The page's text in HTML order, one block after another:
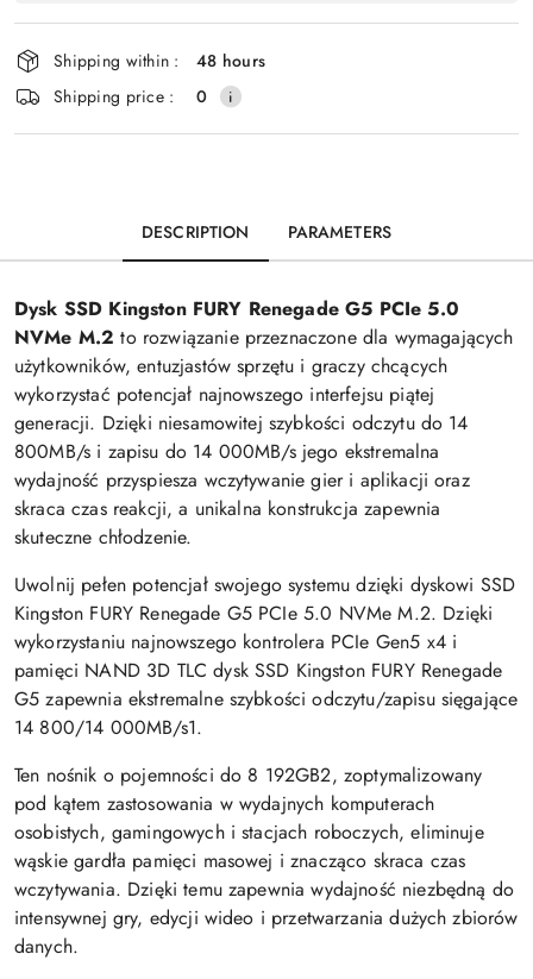
Shipping within :
48 hours
Shipping price :
0
DESCRIPTION PARAMETERS
Dysk SSD Kingston FURY Renegade G5 PCIe 5.0
NVMe M.2 to rozwiązanie przeznaczone dla wymagających
użytkowników, entuzjastów sprzętu i graczy chcących
wykorzystać potencjał najnowszego interfejsu piątej
generacji. Dzięki niesamowitej szybkości odczytu do 14
800MB/s i zapisu do 14 000MB/s jego ekstremalna
wydajność przyspiesza wczytywanie gier i aplikacji oraz
skraca czas reakcji, a unikalna konstrukcja zapewnia
skuteczne chłodzenie.
Uwolnij pełen potencjał swojego systemu dzięki dyskowi SSD
Kingston FURY Renegade G5 PCIe 5.0 NVMe M.2. Dzięki
wykorzystaniu najnowszego kontrolera PCIe Gen5 x4 i
pamięci NAND 3D TLC dysk SSD Kingston FURY Renegade
G5 zapewnia ekstremalne szybkości odczytu/zapisu sięgające
14 800/14 000MB/s1.
Ten nośnik o pojemności do 8 192GB2, zoptymalizowany
pod kątem zastosowania w wydajnych komputerach
osobistych, gamingowych i stacjach roboczych, eliminuje
wąskie gardła pamięci masowej i znacząco skraca czas
wczytywania. Dzięki temu zapewnia wydajność niezbędną do
intensywnej gry, edycji wideo i przetwarzania dużych zbiorów
danych.